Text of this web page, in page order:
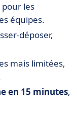
les
équipes.
déposer,
mais limitées,
en 15 minutes,